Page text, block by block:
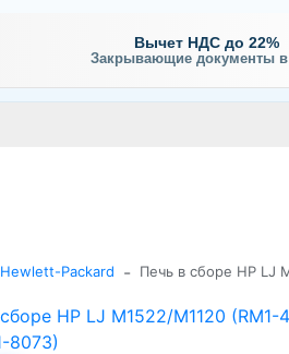
Вычет НДС до 22%
Закрывающие документы
Hewlett-Packard - Печь в сборе HP LJ